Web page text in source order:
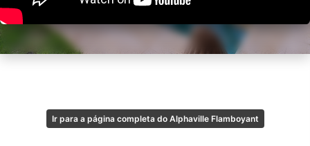
Ir para a página completa do Alphaville Flamboyant